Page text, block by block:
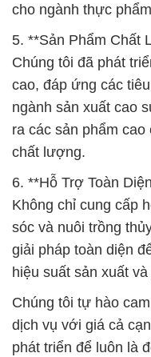
cho ngành thực
5. **Sản Phẩm Chất
Chúng tôi đã phát
cao, đáp ứng các
ngành sản xuất cao
ra các sản phẩm
chất lượng.
6. **Hỗ Trợ Toàn
Không chỉ cung cấp
sóc và nuôi trồng
giải pháp toàn diện
hiệu suất sản xuất
Chúng tôi tự hào
dịch vụ với giá cả
phát triển để luôn là